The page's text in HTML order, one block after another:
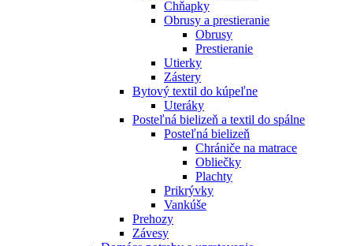
Chňapky
Obrusy a prestieranie
Obrusy
Prestieranie
Utierky
Zástery
Bytový textil do kúpeľne
Uteráky
Posteľná bielizeň a textil do spálne
Posteľná bielizeň
Chrániče na matrace
Obliečky
Plachty
Prikrývky
Vankúše
Prehozy
Závesy